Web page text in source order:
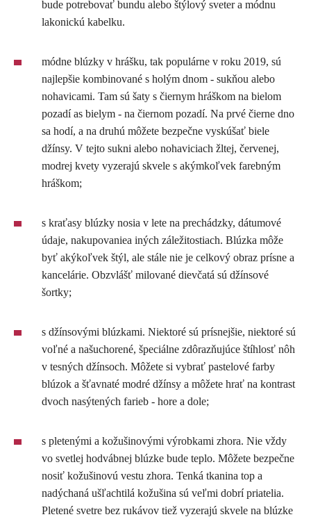
bude potrebovať bundu alebo štýlový sveter a módnu
lakonickú kabelku.
módne blúzky v hrášku, tak populárne v roku 2019, sú
najlepšie kombinované s holým dnom - sukňou alebo
nohavicami. Tam sú šaty s čiernym hráškom na bielom
pozadí as bielym - na čiernom pozadí. Na prvé čierne dno
sa hodí, a na druhú môžete bezpečne vyskúšať biele
džínsy. V tejto sukni alebo nohaviciach žltej, červenej,
modrej kvety vyzerajú skvele s akýmkoľvek farebným
hráškom;
s kraťasy blúzky nosia v lete na prechádzky, dátumové
údaje, nakupovaniea iných záležitostiach. Blúzka môže
byť akýkoľvek štýl, ale stále nie je celkový obraz prísne a
kancelárie. Obzvlášť milované dievčatá sú džínsové
šortky;
s džínsovými blúzkami. Niektoré sú prísnejšie, niektoré sú
voľné a našuchorené, špeciálne zdôrazňujúce štíhlosť nôh
v tesných džínsoch. Môžete si vybrať pastelové farby
blúzok a šťavnaté modré džínsy a môžete hrať na kontrast
dvoch nasýtených farieb - hore a dole;
s pletenými a kožušinovými výrobkami zhora. Nie vždy
vo svetlej hodvábnej blúzke bude teplo. Môžete bezpečne
nosiť kožušinovú vestu zhora. Tenká tkanina top a
nadýchaná ušľachtilá kožušina sú veľmi dobrí priatelia.
Pletené svetre bez rukávov tiež vyzerajú skvele na blúzke